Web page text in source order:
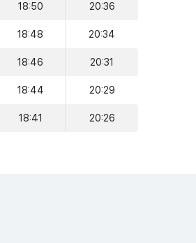
18:50 20:36
18:48 20:34
18:46 20:31
18:44 20:29
18:41 20:26